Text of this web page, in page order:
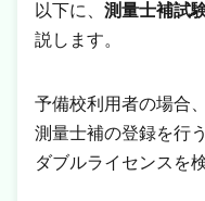
以下に、 測量士補試
説します。
予備校利用者の場合
測量士補の登録を行う
ダブルライセンスを